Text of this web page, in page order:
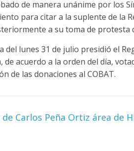
de manera unánime por los
para citar a la suplente de la
a su toma de protesta
del lunes 31 de julio presidió el
de acuerdo a la orden del día,
de las donaciones al COBAT.
Carlos Peña Ortiz área de